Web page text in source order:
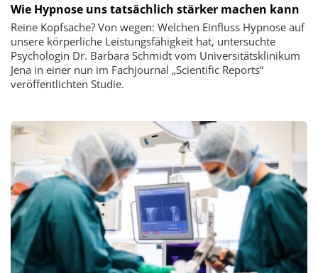
Wie Hypnose uns tatsächlich stärker machen kann
Reine Kopfsache? Von wegen: Welchen Einfluss Hypnose auf
unsere körperliche Leistungsfähigkeit hat, untersuchte
Psychologin Dr. Barbara Schmidt vom Universitätsklinikum
Jena in einer nun im Fachjournal „Scientific Reports“
veröffentlichten Studie.